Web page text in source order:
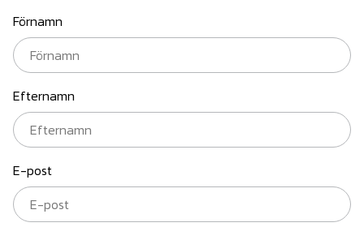
Förnamn
Efternamn
E-post